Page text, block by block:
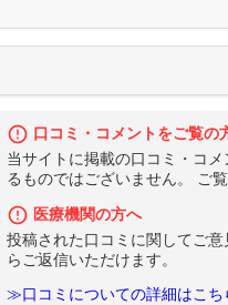
口コミ・コメントをご覧の
当サイトに掲載の口コミ・コ
るものではございません。 ご
医療機関の方へ
投稿された口コミに関してご
らご返信いただけます。
≫口コミについての詳細はこち